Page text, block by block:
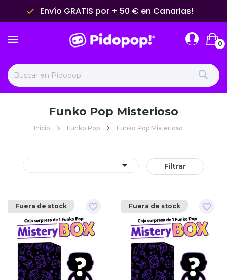
done Envío GRATIS por + 50 € en Canarias!
0
Funko Pop Misterioso
Inicio Funko Pop Funko Pop Misterioso
 Filtrar
favorite_border
Fuera de stock favorite_border
Fuera de stock